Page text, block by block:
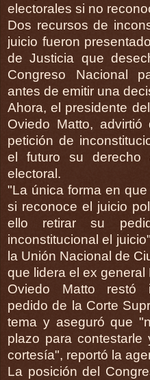
electorales si no
Dos recursos de
juicio fueron
de Justicia que
Congreso Nacional
antes de emitir una
Ahora, el presidente
Oviedo Matto,
petición de
el futuro su derecho
electoral.
"La única forma en
si reconoce el juicio
ello retirar su
inconstitucional el
la Unión Nacional de
que lidera el ex general
Oviedo Matto restó
pedido de la Corte
tema y aseguró que
plazo para
cortesía", reportó la
La posición del